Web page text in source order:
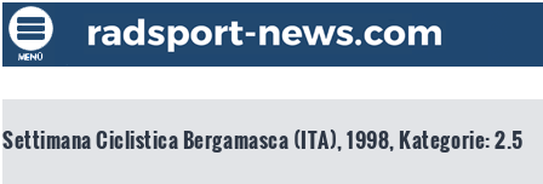
Settimana Ciclistica Bergamasca (ITA), 1998, Kategorie: 2.5